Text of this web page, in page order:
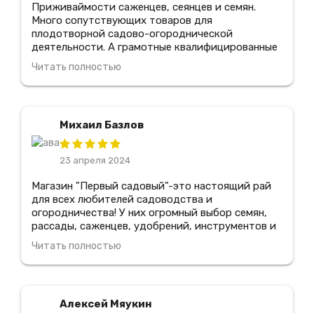
Приживаймости саженцев, сеянцев и семян.
Много сопутствующих товаров для
плодотворной садово-огороднической
деятельности. А грамотные квалифицированные
специалисты всегда подскажут что именно
подходит для моего сада. Отдельное спасибо.
Несколько вариантов видов доставки. В
этом магазине, всем доволен.
Читать полностью
Михаил Базлов
23 апреля 2024
Магазин "Первый садовый"-это настоящий рай
для всех любителей садоводства и
огородничества! У них огромный выбор семян,
рассады, саженцев, удобрений, инструментов и
всего, что только может понадобиться для
создания и ухода за садом. Здесь работают
настоящие профессионалы, которые всегда
этот магазин всем своим знакомым
Читать полностью
Алексей Мяукин